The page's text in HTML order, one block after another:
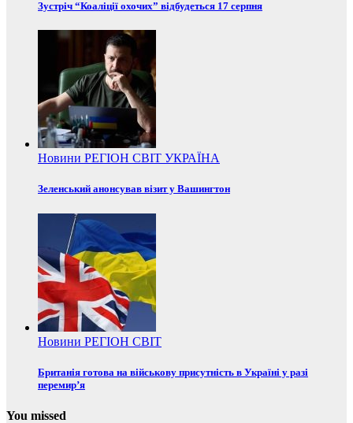
Зустріч “Коаліції охочих” відбудеться 17 серпня
Новини РЕГІОН СВІТ УКРАЇНА
Зеленський анонсував візит у Вашингтон
Новини РЕГІОН СВІТ
Британія готова на військову присутність в Україні у разі
перемир’я
You missed